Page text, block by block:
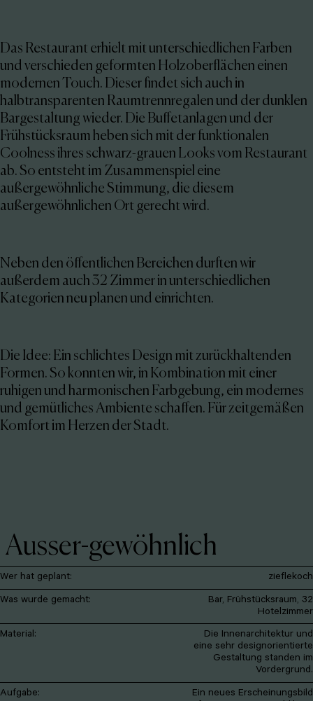
Das Restaurant erhielt mit unterschiedlichen Farben
und verschieden geformten Holzoberflächen einen
modernen Touch. Dieser findet sich auch in
halbtransparenten Raumtrennregalen und der dunklen
Bargestaltung wieder. Die Buffetanlagen und der
Frühstücksraum heben sich mit der funktionalen
Coolness ihres schwarz-grauen Looks vom Restaurant
ab. So entsteht im Zusammenspiel eine
außergewöhnliche Stimmung, die diesem
außergewöhnlichen Ort gerecht wird.
Neben den öffentlichen Bereichen durften wir
außerdem auch 32 Zimmer in unterschiedlichen
Kategorien neu planen und einrichten.
Die Idee: Ein schlichtes Design mit zurückhaltenden
Formen. So konnten wir, in Kombination mit einer
ruhigen und harmonischen Farbgebung, ein modernes
und gemütliches Ambiente schaffen. Für zeitgemäßen
Komfort im Herzen der Stadt.
Ausser-gewöhnlich
Wer hat geplant: zieflekoch
Was wurde gemacht:
Bar, Frühstücksraum, 32
Hotelzimmer
Material:
Die Innenarchitektur und
eine sehr designorientierte
Gestaltung standen im
Vordergrund.
Aufgabe:
Ein neues Erscheinungsbild